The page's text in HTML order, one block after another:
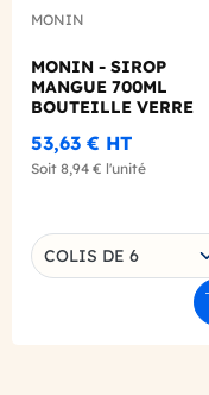
MONIN
MONIN - SIROP
MANGUE 700ML
BOUTEILLE VERRE
53,63 € HT
Soit 8,94 € l'unité
Choisissez une
COLIS DE 6